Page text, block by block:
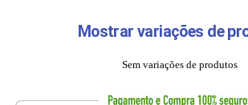
Mostrar variações de
Sem variações de produtos